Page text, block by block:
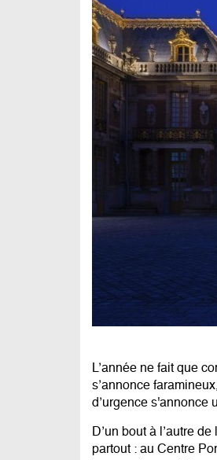
L’année ne fait que
s’annonce
d’urgence s'annonce
D’un bout à l’autre
partout : au Centre